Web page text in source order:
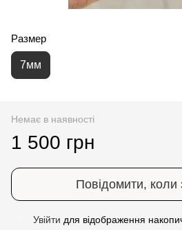
Размер
7мм
Немає в наявності
1 500 грн
Повідомити, коли
Увійти для відображення